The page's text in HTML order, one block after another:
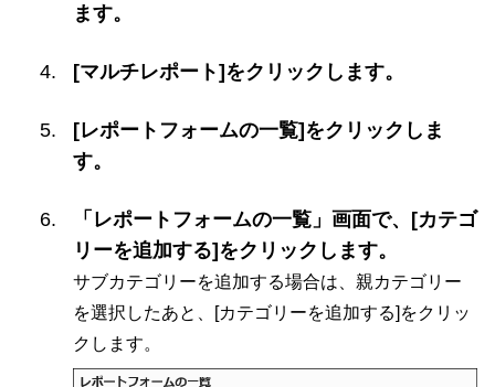
ます。
[マルチレポート]をクリックします。
[レポートフォームの一覧]をクリックしま
す。
「レポートフォームの一覧」画面で、[カテゴ
リーを追加する]をクリックします。
サブカテゴリーを追加する場合は、親カテゴリー
を選択したあと、[カテゴリーを追加する]をクリッ
クします。